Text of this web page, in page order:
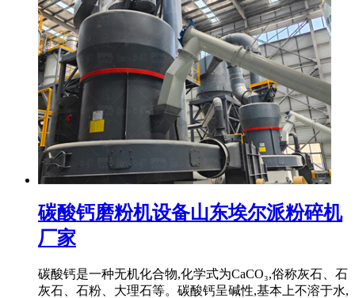
碳酸钙磨粉机设备山东埃尔派粉碎机
厂家
碳酸钙是一种无机化合物,化学式为CaCO₃,俗称灰石、石
灰石、石粉、大理石等。碳酸钙呈碱性,基本上不溶于水,